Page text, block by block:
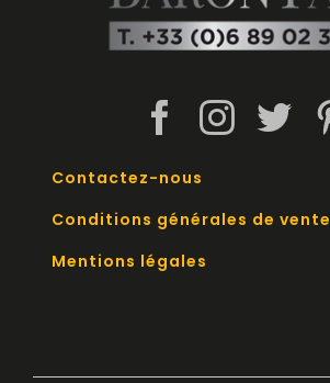
Contactez-nous
Conditions générales de vente
Mentions légales